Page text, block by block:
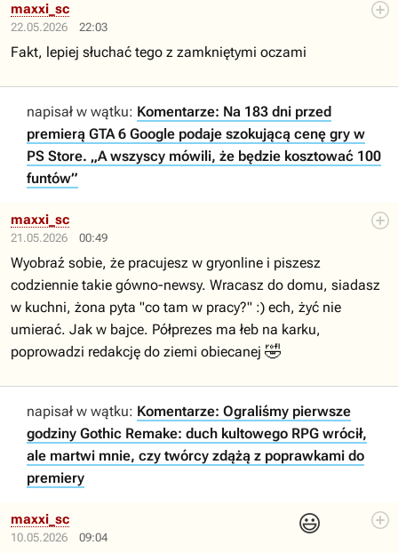
22.05.2026 22:03
maxxi_sc
Fakt, lepiej słuchać tego z zamkniętymi oczami
napisał w wątku: Komentarze: Na 183 dni przed
premierą GTA 6 Google podaje szokującą cenę gry w
PS Store. „A wszyscy mówili, że będzie kosztować 100
funtów”
21.05.2026 00:49
maxxi_sc
Wyobraź sobie, że pracujesz w gryonline i piszesz
codziennie takie gówno-newsy. Wracasz do domu, siadasz
w kuchni, żona pyta "co tam w pracy?" :) ech, żyć nie
umierać. Jak w bajce. Półprezes ma łeb na karku,
poprowadzi redakcję do ziemi obiecanej 🤣
napisał w wątku: Komentarze: Ograliśmy pierwsze
godziny Gothic Remake: duch kultowego RPG wrócił,
ale martwi mnie, czy twórcy zdążą z poprawkami do
premiery
10.05.2026 09:04
😃
maxxi_sc